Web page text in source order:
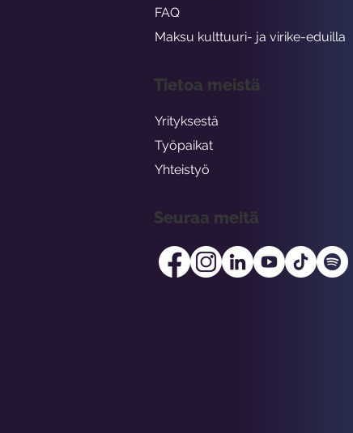
FAQ
Maksu kulttuuri- ja virike-eduilla
Tietoa meistä
Yrityksestä
Työpaikat
Yhteistyö
Seuraa meitä